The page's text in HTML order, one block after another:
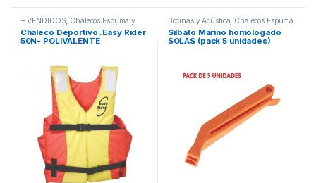
+ VENDIDOS Chalecos Espuma y
accesorios
Hidrodeslizadores
Chaleco Deportivo .Easy Rider
50N- POLIVALENTE
Bocinas y Acústica Chalecos Espuma
y accesorios
Chalecos Hinchables y
accesorios
Silbato Marino homologado
SOLAS (pack 5 unidades)